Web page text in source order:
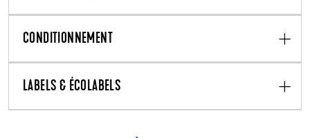
CONDITIONNEMENT
LABELS & ÉCOLABELS